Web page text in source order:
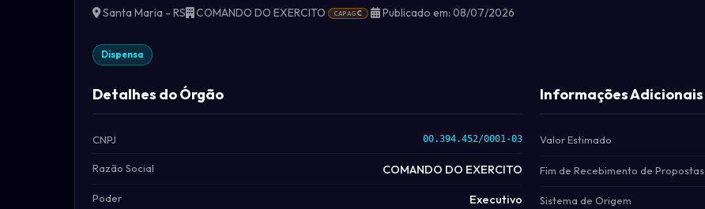
Santa Maria - RS COMANDO DO EXERCITO CAPAGC Publicado em: 08/07/2026
Dispensa
Detalhes do Órgão
CNPJ 00.394.452/0001-03
Razão Social COMANDO DO EXERCITO
Poder Executivo
Informações Adicionais
Valor Estimado
Fim de Recebimento de Propostas
Sistema de Origem